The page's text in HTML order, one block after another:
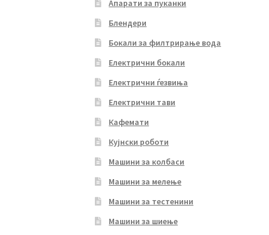
Апарати за пуканки
Блендери
Бокали за филтрирање вода
Електрични бокали
Електрични ѓезвиња
Електрични тави
Кафемати
Кујнски роботи
Машини за колбаси
Машини за мелење
Машини за тестенини
Машини за шиење